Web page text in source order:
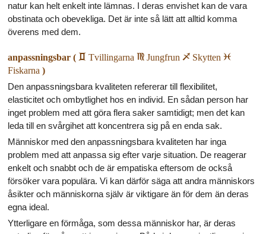
natur kan helt enkelt inte lämnas. I deras envishet kan de vara
obstinata och obevekliga. Det är inte så lätt att alltid komma
överens med dem.
anpassningsbar ( c Tvillingarna f Jungfrun i Skytten l
Fiskarna )
Den anpassningsbara kvaliteten refererar till flexibilitet,
elasticitet och ombytlighet hos en individ. En sådan person har
inget problem med att göra flera saker samtidigt; men det kan
leda till en svårgihet att koncentrera sig på en enda sak.
Människor med den anpassningsbara kvaliteten har inga
problem med att anpassa sig efter varje situation. De reagerar
enkelt och snabbt och de är empatiska eftersom de också
försöker vara populära. Vi kan därför säga att andra människors
åsikter och människorna själv är viktigare än för dem än deras
egna ideal.
Ytterligare en förmåga, som dessa människor har, är deras